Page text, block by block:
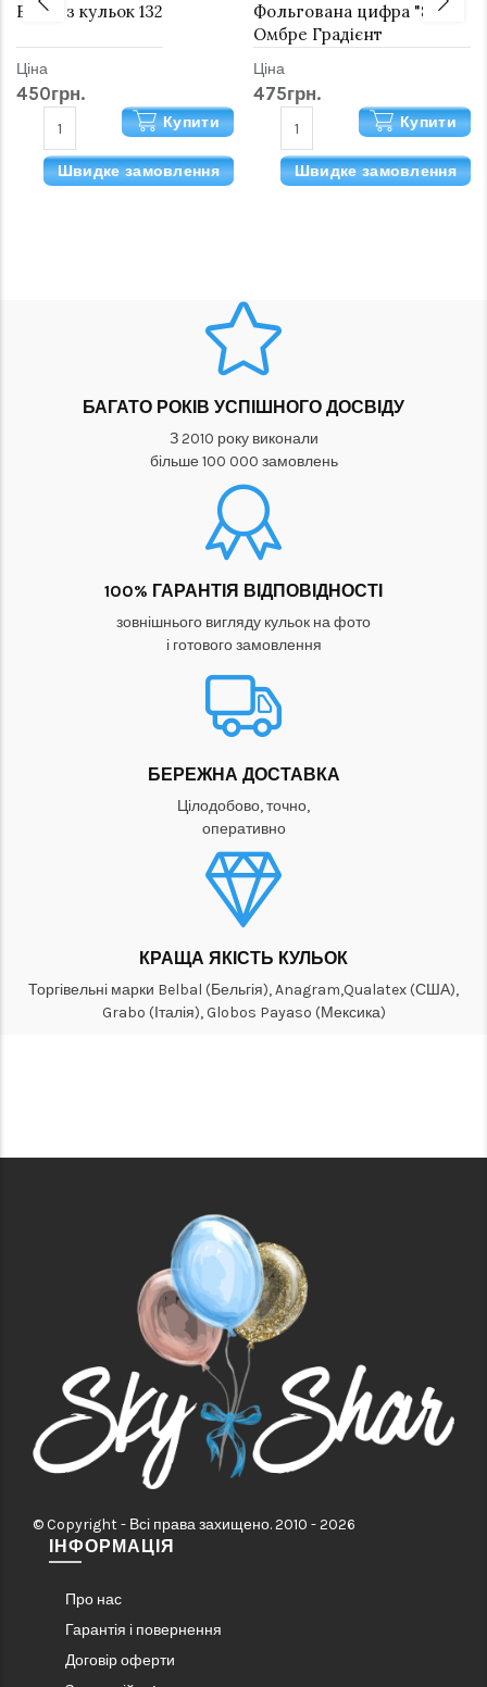
Букет з кульок 132
Ціна
450грн.
Купити
Швидке замовлення
Фольгована цифра "8"
Омбре Градієнт
Ціна
475грн.
Купити
Швидке замовлення
БАГАТО РОКІВ УСПІШНОГО ДОСВІДУ
З 2010 року виконали
більше 100 000 замовлень
100% ГАРАНТІЯ ВІДПОВІДНОСТІ
зовнішнього вигляду кульок на фото
і готового замовлення
БЕРЕЖНА ДОСТАВКА
Цілодобово, точно,
оперативно
КРАЩА ЯКІСТЬ КУЛЬОК
Торгівельні марки Belbal (Бельгія), Anagram,Qualatex (США),
Grabo (Італія), Globos Payaso (Мексика)
© Copyright - Всі права захищено. 2010 - 2026
ІНФОРМАЦІЯ
Про нас
Гарантія і повернення
Договір оферти